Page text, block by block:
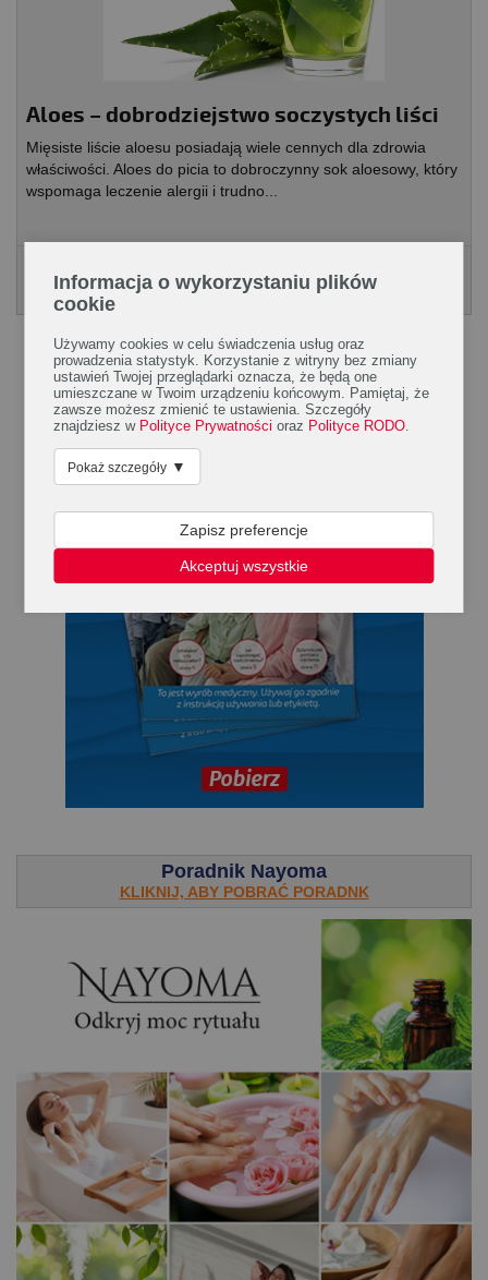
Aloes – dobrodziejstwo soczystych liści
Mięsiste liście aloesu posiadają wiele cennych dla zdrowia
właściwości. Aloes do picia to dobroczynny sok aloesowy, który
wspomaga leczenie alergii i trudno...
Poradnik Silmed
KLIKNIJ, ABY POBRAĆ PORADNK
Poradnik Nayoma
KLIKNIJ, ABY POBRAĆ PORADNK
Informacja o wykorzystaniu plików
cookie
Używamy cookies w celu świadczenia usług oraz
prowadzenia statystyk. Korzystanie z witryny bez zmiany
ustawień Twojej przeglądarki oznacza, że będą one
umieszczane w Twoim urządzeniu końcowym. Pamiętaj, że
zawsze możesz zmienić te ustawienia. Szczegóły
znajdziesz w Polityce Prywatności oraz Polityce RODO.
Pokaż szczegóły ▼
Zapisz preferencje
Akceptuj wszystkie